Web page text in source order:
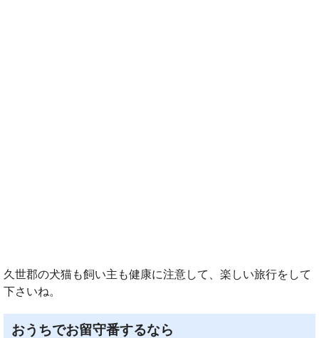
久世郡の犬猫も飼い主も健康に注意して、楽しい旅行をして
下さいね。
おうちでお留守番するなら